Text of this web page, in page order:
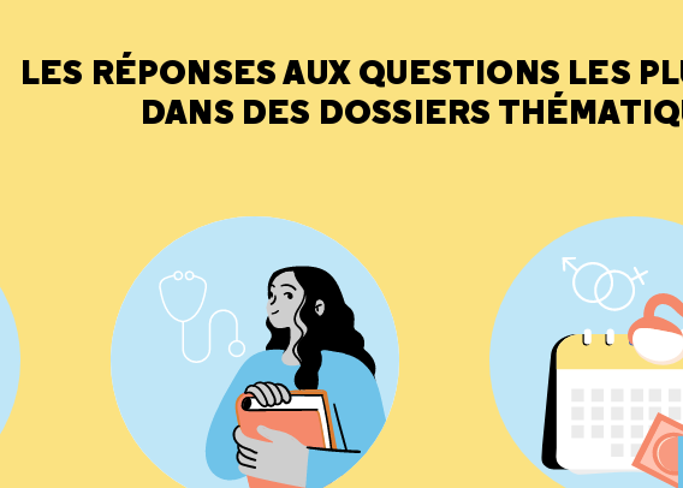
LES RÉPONSES AUX QUESTIONS LES
DANS DES DOSSIERS